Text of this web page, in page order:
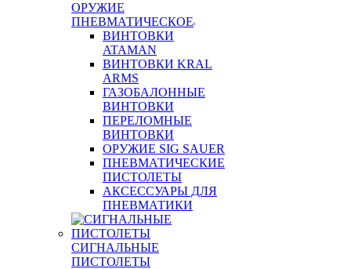
ОРУЖИЕ
ПНЕВМАТИЧЕСКОЕ
ВИНТОВКИ
ATAMAN
ВИНТОВКИ KRAL
ARMS
ГАЗОБАЛОННЫЕ
ВИНТОВКИ
ПЕРЕЛОМНЫЕ
ВИНТОВКИ
ОРУЖИЕ SIG SAUER
ПНЕВМАТИЧЕСКИЕ
ПИСТОЛЕТЫ
АКСЕССУАРЫ ДЛЯ
ПНЕВМАТИКИ
СИГНАЛЬНЫЕ
ПИСТОЛЕТЫ